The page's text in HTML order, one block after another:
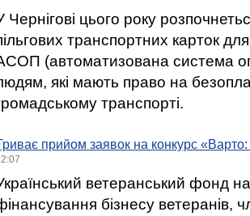
Чернігові цього року
транспортних карток
(автоматизована система
які мають право на
транспорті.
прийом заявок на конкурс «Варто:
ветеранський фонд
бізнесу ветеранів,